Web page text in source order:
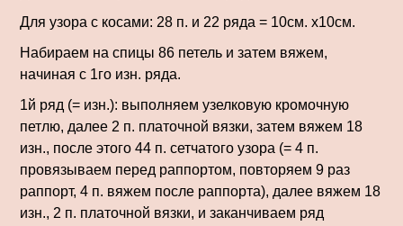
Для узора с косами: 28 п. и 22 ряда = 10см. x10см.
Набираем на спицы 86 петель и затем вяжем,
начиная с 1го изн. ряда.
1й ряд (= изн.): выполняем узелковую кромочную
петлю, далее 2 п. платочной вязки, затем вяжем 18
изн., после этого 44 п. сетчатого узора (= 4 п.
провязываем перед раппортом, повторяем 9 раз
раппорт, 4 п. вяжем после раппорта), далее вяжем 18
изн., 2 п. платочной вязки, и заканчиваем ряд